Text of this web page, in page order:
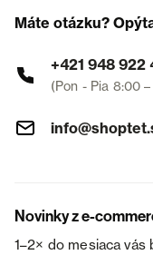
Máte otázku?
+421 948 922
(Pon - Pia 8:00
Novinky z e-
1–2× do mesiaca